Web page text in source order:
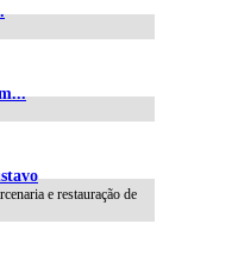
e restauração de